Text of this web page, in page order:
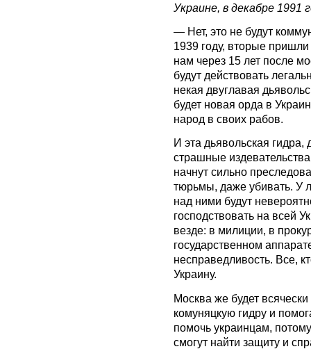
Украине, в декабре 1991
— Нет, это не будут
1939 году, вторые пришли
нам через 15 лет после
будут действовать
некая двуглавая
будет новая орда в
народ в своих рабов.
И эта дьявольская гидра,
страшные
начнут сильно
тюрьмы, даже убивать. У
над ними будут
господствовать на всей
везде: в милиции, в
государственном
несправедливость. Все,
Украину.
Москва же будет
комуняцкую гидру и
помочь украинцам,
смогут найти защиту и